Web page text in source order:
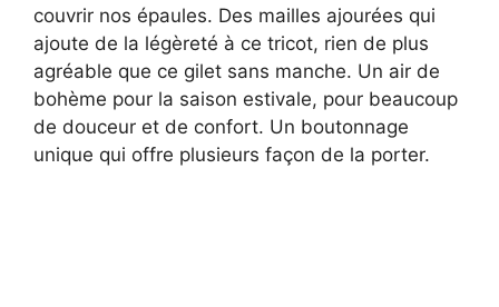
couvrir nos épaules. Des mailles ajourées qui
ajoute de la légèreté à ce tricot, rien de plus
agréable que ce gilet sans manche. Un air de
bohème pour la saison estivale, pour beaucoup
de douceur et de confort. Un boutonnage
unique qui offre plusieurs façon de la porter.